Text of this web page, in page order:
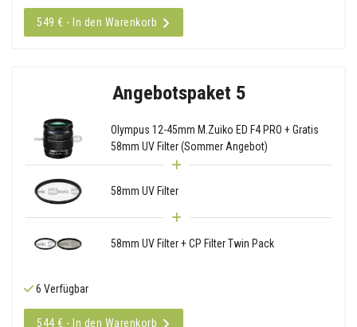
549 € - In den Warenkorb
Angebotspaket 5
Olympus 12-45mm M.Zuiko ED F4 PRO + Gratis
58mm UV Filter (Sommer Angebot)
58mm UV Filter
58mm UV Filter + CP Filter Twin Pack
6 Verfügbar
544 € - In den Warenkorb